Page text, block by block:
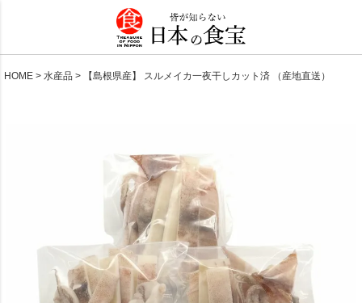
HOME 水産品 【島根県産】 スルメイカ一夜干しカット済 （産地直送）